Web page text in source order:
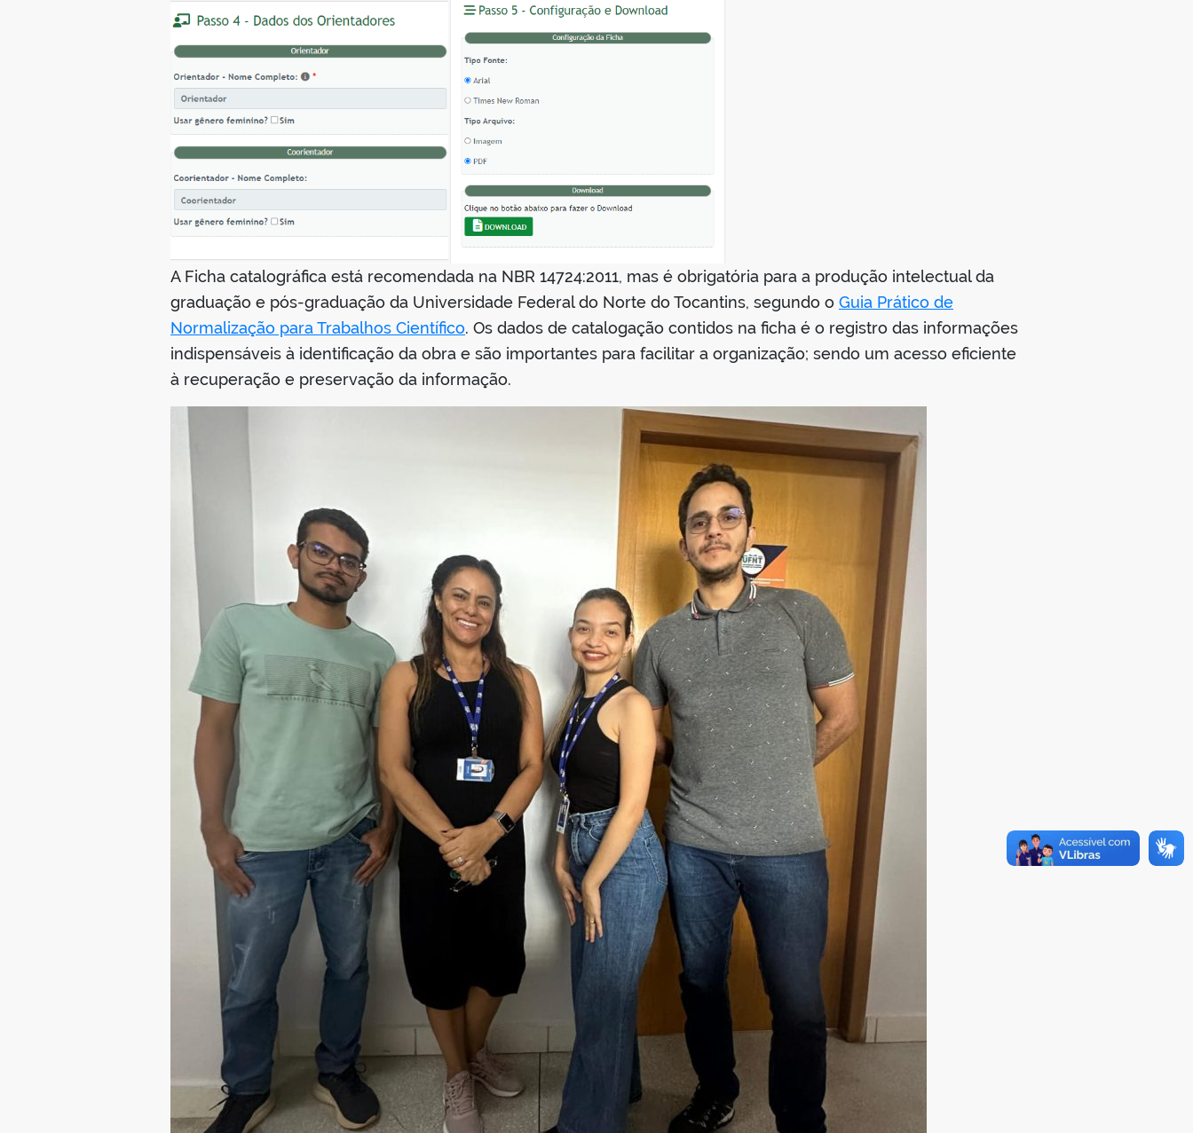
A Ficha catalográfica está recomendada na NBR 14724:2011, mas é obrigatória para a produção intelectual da
graduação e pós-graduação da Universidade Federal do Norte do Tocantins, segundo o Guia Prático de
Normalização para Trabalhos Científico. Os dados de catalogação contidos na ficha é o registro das informações
indispensáveis à identificação da obra e são importantes para facilitar a organização; sendo um acesso eficiente
à recuperação e preservação da informação.